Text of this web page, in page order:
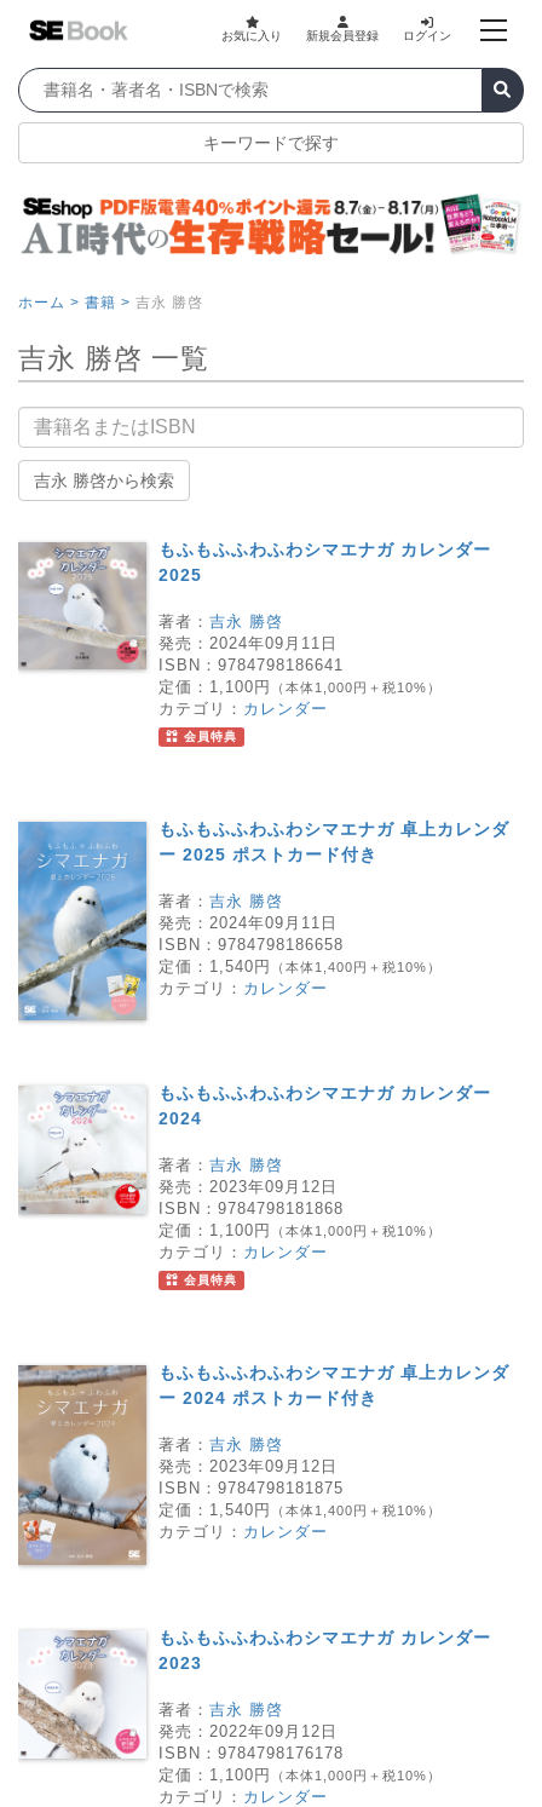
お気に入り 新規会員登録 ログイン
キーワードで探す
ホーム > 書籍 > 吉永 勝啓
吉永 勝啓 一覧
書籍名
吉永 勝啓から検索
もふもふふわふわシマエナガ カレンダー
2025
著者： 吉永 勝啓
発売： 2024年09月11日
ISBN： 9784798186641
定価： 1,100円 （本体1,000円＋税10%）
カテゴリ： カレンダー
会員特典
もふもふふわふわシマエナガ 卓上カレンダ
ー 2025 ポストカード付き
著者： 吉永 勝啓
発売： 2024年09月11日
ISBN： 9784798186658
定価： 1,540円 （本体1,400円＋税10%）
カテゴリ： カレンダー
もふもふふわふわシマエナガ カレンダー
2024
著者： 吉永 勝啓
発売： 2023年09月12日
ISBN： 9784798181868
定価： 1,100円 （本体1,000円＋税10%）
カテゴリ： カレンダー
会員特典
もふもふふわふわシマエナガ 卓上カレンダ
ー 2024 ポストカード付き
著者： 吉永 勝啓
発売： 2023年09月12日
ISBN： 9784798181875
定価： 1,540円 （本体1,400円＋税10%）
カテゴリ： カレンダー
もふもふふわふわシマエナガ カレンダー
2023
著者： 吉永 勝啓
発売： 2022年09月12日
ISBN： 9784798176178
定価： 1,100円 （本体1,000円＋税10%）
カテゴリ： カレンダー